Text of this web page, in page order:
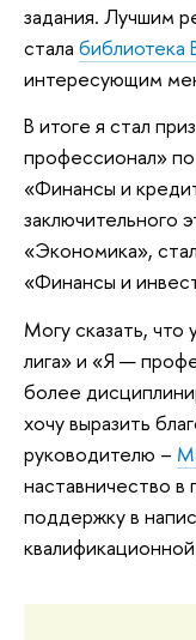
задания. Лучшим
стала
интересующим
В итоге я стал
профессионал»
«Финансы и
заключительного
«Экономика»,
«Финансы и
Могу сказать, что
лига» и «Я —
более
хочу выразить
руководителю –
наставничество в
поддержку в